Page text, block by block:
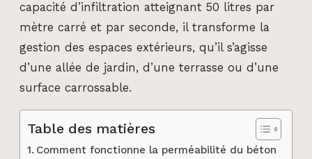
capacité d’infiltration atteignant 50 litres par
mètre carré et par seconde, il transforme la
gestion des espaces extérieurs, qu’il s’agisse
d’une allée de jardin, d’une terrasse ou d’une
surface carrossable.
Table des matières
Comment fonctionne la perméabilité du béton